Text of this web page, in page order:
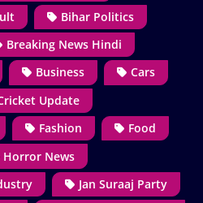
Bihar Politics
Breaking News Hindi
Business
Cars
Update
Fashion
Food
Horror News
Jan Suraaj Party